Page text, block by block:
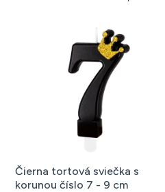
Čierna tortová sviečka s
korunou číslo 7 - 9 cm